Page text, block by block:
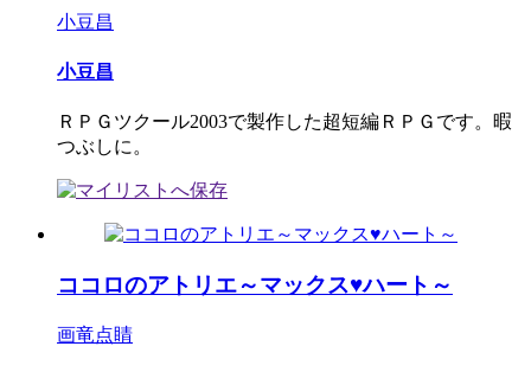
小豆昌
小豆昌
ＲＰＧツクール2003で製作した超短編ＲＰＧです。暇
つぶしに。
ココロのアトリエ～マックス♥ハート～
画竜点睛